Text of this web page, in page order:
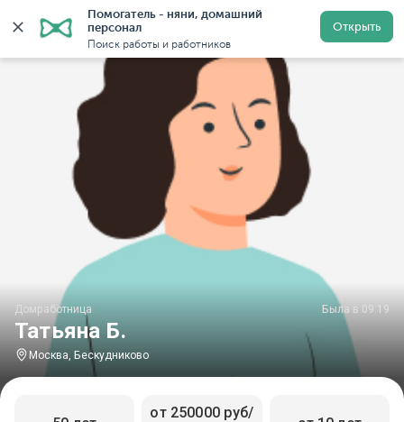
Помогатель - няни, домашний
персонал
Поиск работы и работников
Открыть
Главная Домработницы Домработницы в Москве
Татьяна Б.
Домработница Была в 09:19
Москва, Бескудниково
от 250000 руб/